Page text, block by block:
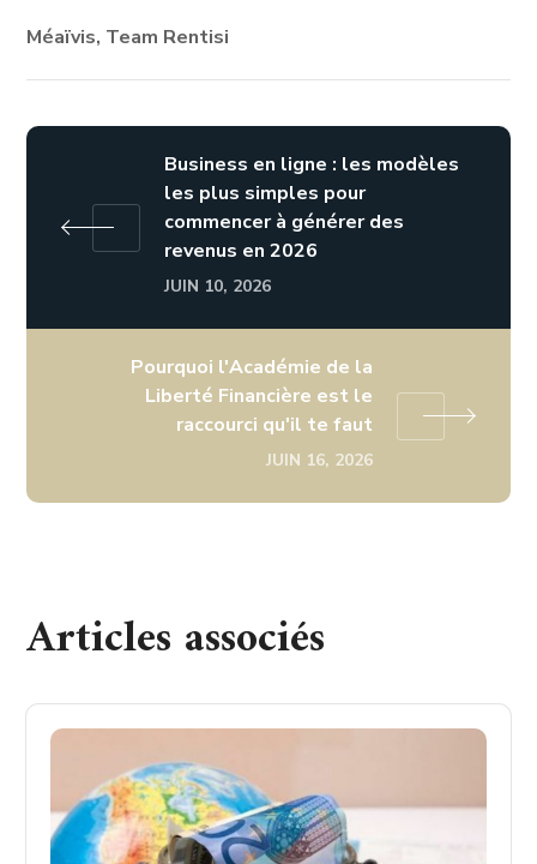
Méaïvis, Team Rentisi
Business en ligne : les modèles
les plus simples pour
commencer à générer des
revenus en 2026
JUIN 10, 2026
Pourquoi l'Académie de la
Liberté Financière est le
raccourci qu'il te faut
JUIN 16, 2026
Articles associés